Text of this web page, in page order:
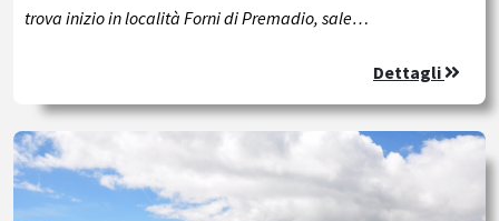
trova inizio in località Forni di Premadio, sale…
Dettagli